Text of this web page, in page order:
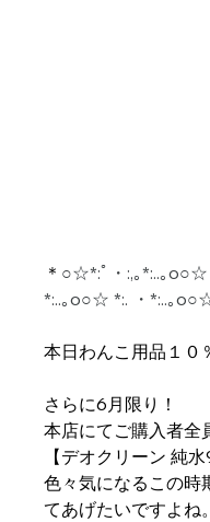
＊ ○☆*:ﾟ・:,｡*:..｡
*:..｡o○☆ *:. ・*:..｡
本日わんこ用品１０
さらに6月限り！﻿
本店にてご購入者全
【デオクリーン 純
色々気になるこの
てあげたいですよね。